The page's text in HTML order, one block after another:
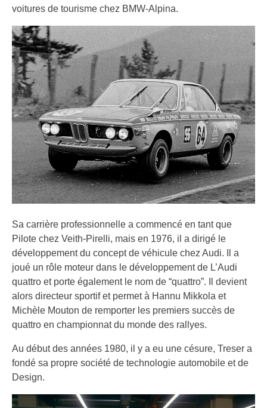
voitures de tourisme chez BMW-Alpina.
Sa carrière professionnelle a commencé en tant que
Pilote chez Veith-Pirelli, mais en 1976, il a dirigé le
développement du concept de véhicule chez Audi. Il a
joué un rôle moteur dans le développement de L’Audi
quattro et porte également le nom de “quattro”. Il devient
alors directeur sportif et permet à Hannu Mikkola et
Michèle Mouton de remporter les premiers succès de
quattro en championnat du monde des rallyes.
Au début des années 1980, il y a eu une césure, Treser a
fondé sa propre société de technologie automobile et de
Design.